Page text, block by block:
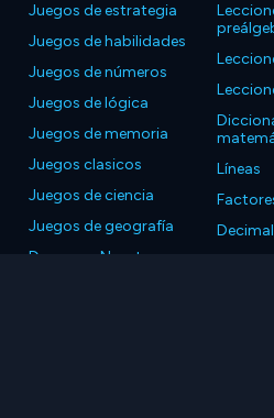
Juegos de estrategia
Juegos de habilidades
Juegos de números
Juegos de lógica
Juegos de memoria
Juegos clasicos
Juegos de ciencia
Juegos de geografía
Descarga Nuestras
Líneas